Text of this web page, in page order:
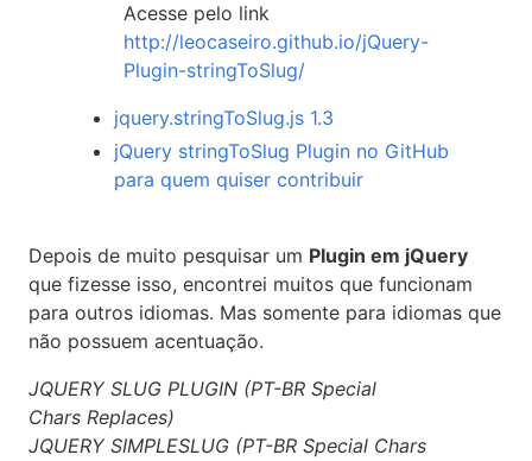
Acesse pelo link
http://leocaseiro.github.io/jQuery-
Plugin-stringToSlug/
jquery.stringToSlug.js 1.3
jQuery stringToSlug Plugin no GitHub
para quem quiser contribuir
Depois de muito pesquisar um Plugin em jQuery
que fizesse isso, encontrei muitos que funcionam
para outros idiomas. Mas somente para idiomas que
não possuem acentuação.
JQUERY SLUG PLUGIN (PT-BR Special
Chars Replaces)
JQUERY SIMPLESLUG (PT-BR Special Chars